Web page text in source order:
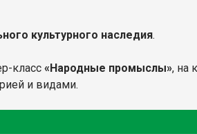
культурного наследия.
класс «Народные промыслы», на
и видами.